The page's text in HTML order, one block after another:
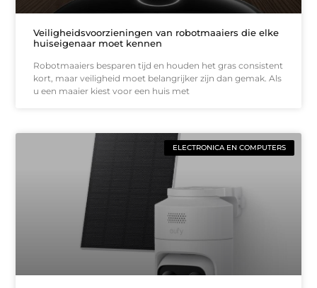
Veiligheidsvoorzieningen van robotmaaiers die elke
huiseigenaar moet kennen
Robotmaaiers besparen tijd en houden het gras consistent
kort, maar veiligheid moet belangrijker zijn dan gemak. Als
u een maaier kiest voor een huis met
ELECTRONICA EN COMPUTERS